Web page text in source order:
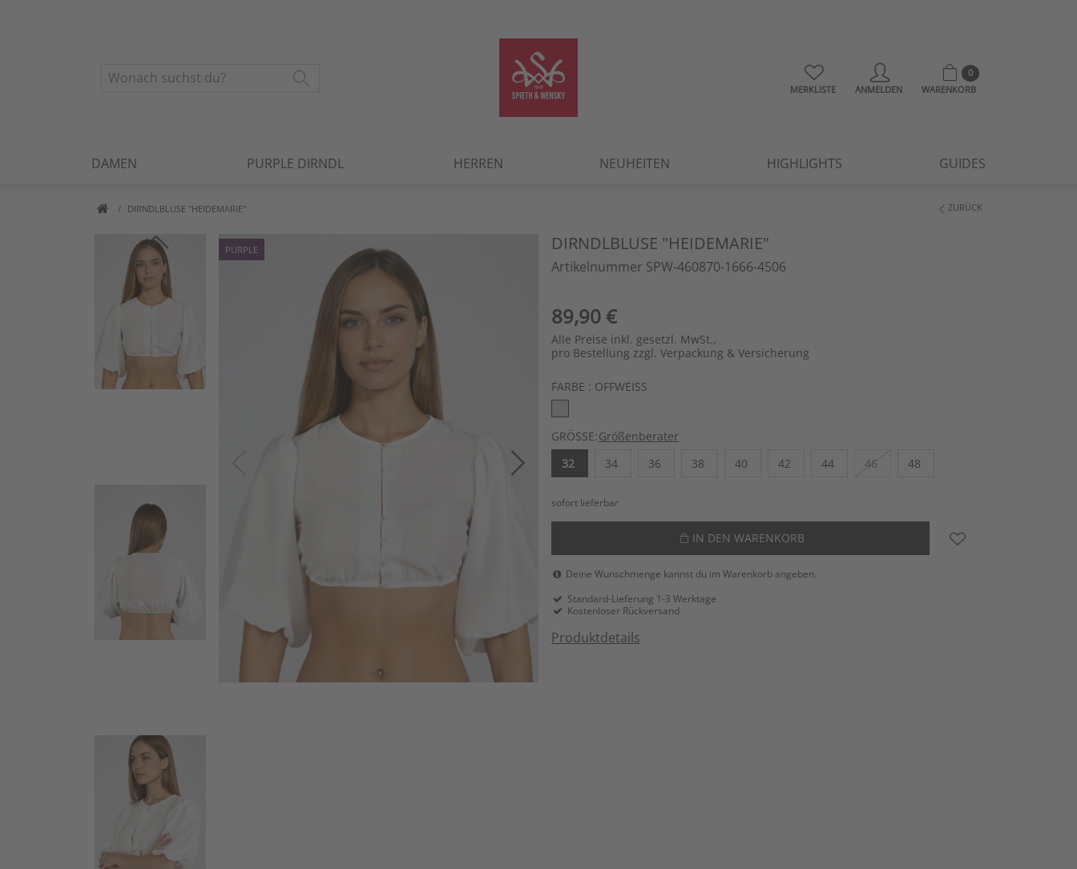
MERKLISTE ANMELDEN
0
WARENKORB
DAMEN PURPLE DIRNDL HERREN NEUHEITEN HIGHLIGHTS GUIDES
DIRNDLBLUSE "HEIDEMARIE" ZURÜCK
Artikelbilder überspringen
PURPLE DIRNDLBLUSE "HEIDEMARIE"
Artikelnummer SPW-460870-1666-4506
89,90 €
Alle Preise inkl. gesetzl. MwSt.,
pro Bestellung zzgl. Verpackung & Versicherung
FARBE : OFFWEISS
GRÖSSE:Größenberater
32
34 36 38 40 42 44 46 48
sofort lieferbar
IN DEN WARENKORB
Deine Wunschmenge kannst du im Warenkorb angeben.
Standard-Lieferung 1-3 Werktage
Kostenloser Rückversand
Produktdetails